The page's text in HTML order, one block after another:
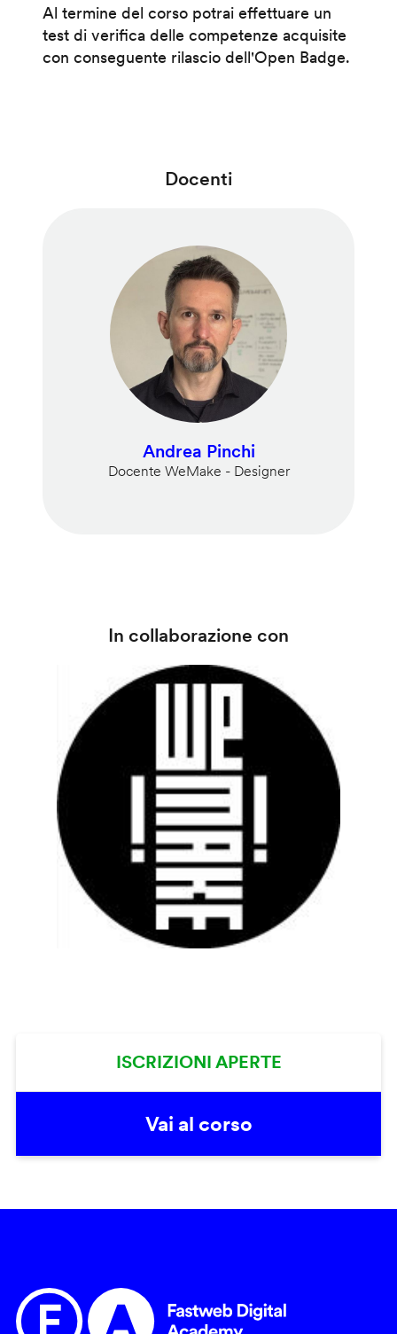
Al termine del corso potrai effettuare un
test di verifica delle competenze acquisite
con conseguente rilascio dell'Open Badge.
Docenti
Andrea Pinchi
Docente WeMake - Designer
In collaborazione con
ISCRIZIONI APERTE
Vai al corso